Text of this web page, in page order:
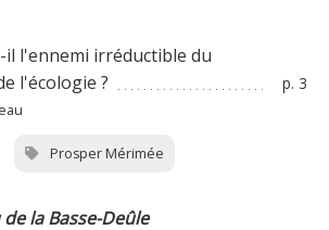
l'ennemi irréductible du
l'écologie ?
p. 3
Prosper Mérimée
la Basse-Deûle